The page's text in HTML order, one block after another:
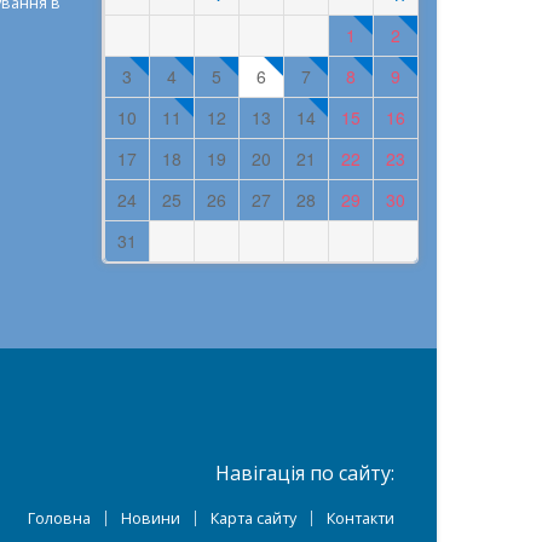
1
2
3
4 5 6 7 8
9
10
11 12 13 14 15
16
17
18 19 20 21 22
23
24
25 26 27 28 29
30
31
Навігація по сайту:
Головна Новини Карта сайту Контакти